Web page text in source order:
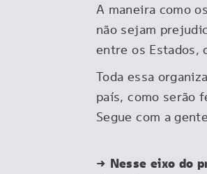
A maneira como
não sejam
entre os Estados,
Toda essa
país, como serão
Segue com a
→ Nesse eixo do